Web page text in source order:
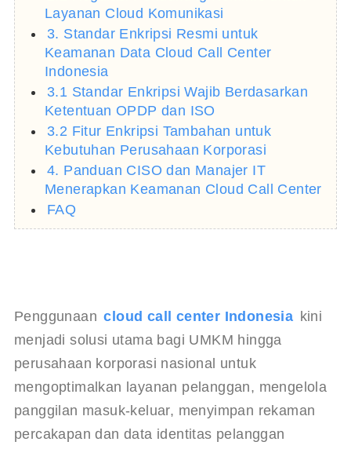
Layanan Cloud Komunikasi
3. Standar Enkripsi Resmi untuk
Keamanan Data Cloud Call Center
Indonesia
3.1 Standar Enkripsi Wajib Berdasarkan
Ketentuan OPDP dan ISO
3.2 Fitur Enkripsi Tambahan untuk
Kebutuhan Perusahaan Korporasi
4. Panduan CISO dan Manajer IT
Menerapkan Keamanan Cloud Call Center
FAQ
Penggunaan cloud call center Indonesia kini
menjadi solusi utama bagi UMKM hingga
perusahaan korporasi nasional untuk
mengoptimalkan layanan pelanggan, mengelola
panggilan masuk-keluar, menyimpan rekaman
percakapan dan data identitas pelanggan